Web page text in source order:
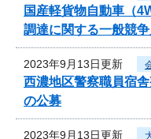
国産軽貨物自動車（
調達に関する一般競
2023年9月13日更新
西濃地区警察職員宿
の公募
2023年9月13日更新